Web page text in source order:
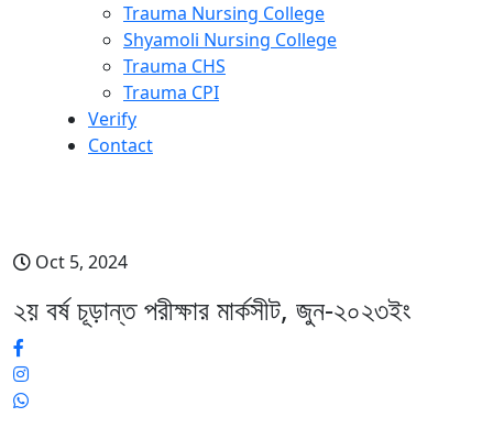
Trauma Nursing College
Shyamoli Nursing College
Trauma CHS
Trauma CPI
Verify
Contact
Oct 5, 2024
২য় বর্ষ চূড়ান্ত পরীক্ষার মার্কসীট, জুন-২০২৩ইং